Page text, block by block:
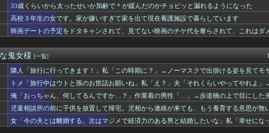
代サレ男、嫁の不倫に再構築も…驚愕の態度とはｗｗｗｗ
で「正常な組織」を誤って摘出…自発呼吸不能の重篤状態に 「腫瘍でない...
が
超】Number_iが全席一律料金を廃止！米大手エージェント会社...
が
業で悩んでた元彼が「お前んちの家業を継いでやってもいいかもな」だとさ...
喪
カノの母親に見抜かれて結婚挫折 → その理由がコレｗｗｗｗ
キ
サッカー協会が15年前にW杯予選などで「外国人審判を性的接待していた...
が
知らんけど定期的に嘘情報を流す馬鹿がいる
子
ブに行ったら事故った。スピードも出してなかったのに一回転して、なんと...
喪
しい】新婚初のお祝いが豪華すぎ？！カバンに時計7万円の請求後に訪れた...
キ
て嫁への愛情が薄れ、職場の女とフリンして離婚した。ところが、あるトラ...
鬼
彼「お前んちの家業継いでやってもいいかなｗ」ってお前前は…ｗｗｗｗ
キ
で男の人と一緒でしたよねぇ？」私「従弟だけど？」→意味深な言い方をさ...
修
に行ってきます！」私「この時期に？」→ノーマスクで出掛ける姿を見てモ...
素
33歳くらいから太ったせいか加齢で＊が緩んだのかチョビッと漏れるようになった
高校３年生の女です。家が嫌いすぎて家を出て現在養護施設で暮らしています
映画デートの予定をドタキャンされて、見てない映画のチケ代を奢らされて、これはダ
鬼女様 [一覧]
隣人「旅行に行ってきます！」私「この時期に？」→ノーマスクで出掛ける姿を見てモ
トメ「旅行中はウトと孫のお世話お願いね」私「え？」夫「それくらいやってやれよ
俺「おっちゃん、何してるんですか…？」作業着の男性「…」→歩道橋の上で目にした
児童相談所の前に子供を放置して帰宅。児相から連絡が来ても、もう養育する意思が無
女「今の夫とは離婚する。次はマジメで経済力のある男と結婚したいな」私「幸せに